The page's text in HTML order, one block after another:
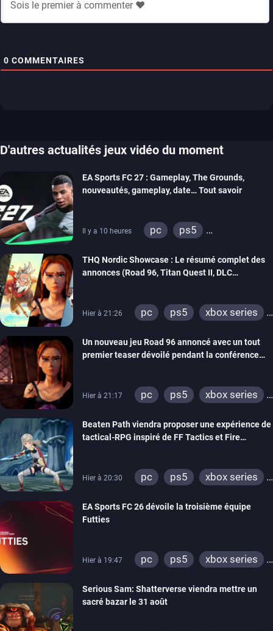
0 COMMENTAIRES
D'autres actualités jeux vidéo du moment
EA Sports FC 27 : Gameplay, The Grounds,
nouveautés, gameplay, date… Tout savoir
Il y a 10 heures pc
ps5
THQ Nordic Showcase : Le résumé complet des
annonces (Road 96, Titan Quest II, DLC
Hier à 21:26 pc ps5
xbox series
xbox one
switch 2
Un nouveau jeu Road 96 annoncé avec un tout
premier teaser dévoilé pendant la conférence
Hier à 21:17 pc ps5
xbox series
xbox one
Beaten Path viendra proposer une expérience de
tactical-RPG inspiré de FF Tactics et Fire
Hier à 20:30 pc ps5
xbox series
EA Sports FC 26 dévoile la troisième équipe
Futties
Hier à 19:47 pc ps5
xbox series
xbox one
switch 2
Serious Sam: Shatterverse viendra mettre un
sacré bazar le 31 août